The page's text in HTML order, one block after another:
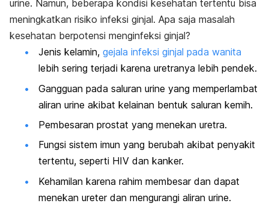
urine. Namun, beberapa kondisi kesehatan tertentu bisa
meningkatkan risiko infeksi ginjal. Apa saja masalah
kesehatan berpotensi menginfeksi ginjal?
Jenis kelamin, gejala infeksi ginjal pada wanita
lebih sering terjadi karena uretranya lebih pendek.
Gangguan pada saluran urine yang memperlambat
aliran urine akibat kelainan bentuk saluran kemih.
Pembesaran prostat yang menekan uretra.
Fungsi sistem imun yang berubah akibat penyakit
tertentu, seperti HIV dan kanker.
Kehamilan karena rahim membesar dan dapat
menekan ureter dan mengurangi aliran urine.